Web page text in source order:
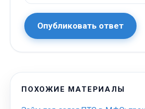
Опубликовать ответ
ПОХОЖИЕ МАТЕРИАЛЫ